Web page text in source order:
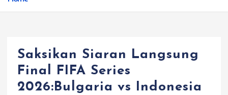
c
Saksikan Siaran Langsung
Final FIFA Series
2026:Bulgaria vs Indonesia